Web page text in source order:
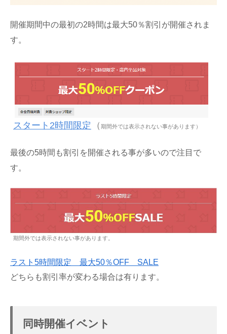
開催期間中の最初の2時間は最大50％割引が開催されま
す。
スタート2時間限定 （ 期間外では表示されない事があります）
最後の5時間も割引を開催される事が多いので注目で
す。
期間外では表示されない事があります。
ラスト5時間限定 最大50％OFF SALE
どちらも割引率が変わる場合は有ります。
同時開催イベント